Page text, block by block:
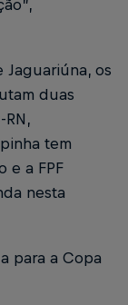
Jaguariúna, os
duas
tem
e a FPF
nesta
para a Copa